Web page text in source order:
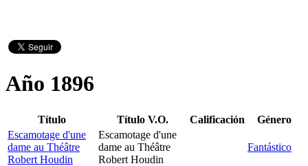
Año 1896
Título Título V.O. Calificación
Género
Escamotage d'une
dame au Théâtre
Robert Houdin
Escamotage d'une
dame au Théâtre
Robert Houdin
Fantástico